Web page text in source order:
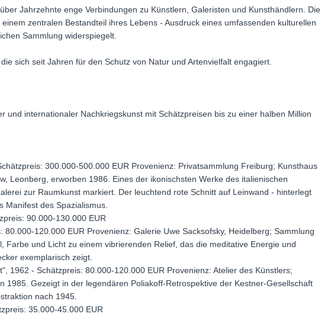
Jahrzehnte enge Verbindungen zu Künstlern, Galeristen und Kunsthändlern. Die
zentralen Bestandteil ihres Lebens - Ausdruck eines umfassenden kulturellen
Sammlung widerspiegelt.
sich seit Jahren für den Schutz von Natur und Artenvielfalt engagiert.
und internationaler Nachkriegskunst mit Schätzpreisen bis zu einer halben Million
300.000-500.000 EUR Provenienz: Privatsammlung Freiburg; Kunsthaus
Leonberg, erworben 1986. Eines der ikonischsten Werke des italienischen
zur Raumkunst markiert. Der leuchtend rote Schnitt auf Leinwand - hinterlegt
Manifest des Spazialismus.
90.000-130.000 EUR
120.000 EUR Provenienz: Galerie Uwe Sacksofsky, Heidelberg; Sammlung
Farbe und Licht zu einem vibrierenden Relief, das die meditative Energie und
exemplarisch zeigt.
1962 - Schätzpreis: 80.000-120.000 EUR Provenienz: Atelier des Künstlers;
1985. Gezeigt in der legendären Poliakoff-Retrospektive der Kestner-Gesellschaft
nach 1945.
35.000-45.000 EUR